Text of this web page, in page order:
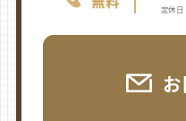
定休